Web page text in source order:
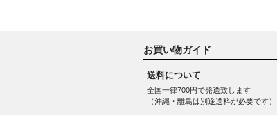
お買い物ガイド
送料について
全国一律700円で発送致します
（沖縄・離島は別途送料が必要です）